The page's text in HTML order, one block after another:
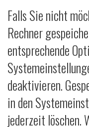
Falls Sie nicht
Rechner
entsprechende
deaktivieren.
in den
jederzeit löschen.